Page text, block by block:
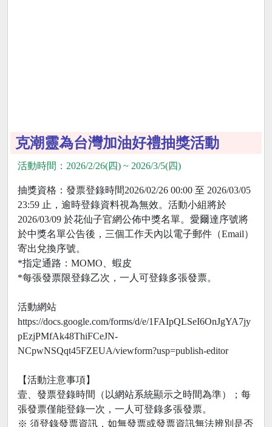
克潮靈為台灣加油好禮抽獎活動
活動時間：2026/2/26(四) ~ 2026/3/5(四)
抽獎資格：發票登錄時間2026/02/26 00:00 至 2026/03/05
23:59 止，逾時登錄資料視為無效。活動小組將於
2026/03/09 於花仙子官網公佈中獎名單。愛爾達序號將
於中獎名單公告後，三個工作天內以電子郵件（Email）
寄出兌換序號。
*指定通路：MOMO、蝦皮
*每張發票限登錄乙次，一人可登錄多張發票。
活動網站
https://docs.google.com/forms/d/e/1FAIpQLSeI6OnJgYA7jy
pEzjPMfAk48ThiFCeJN-
NCpwNSQqt45FZEUA/viewform?usp=publish-editor
【活動注意事項】
壹、發票登錄時間（以網站系統顯示之時間為準）；每
張發票僅能登錄一次，一人可登錄多張發票。
※ 須登錄發票資訊，如無發票或發票資訊無法辨別是否